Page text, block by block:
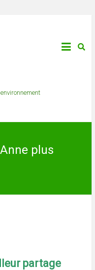
plus
partage